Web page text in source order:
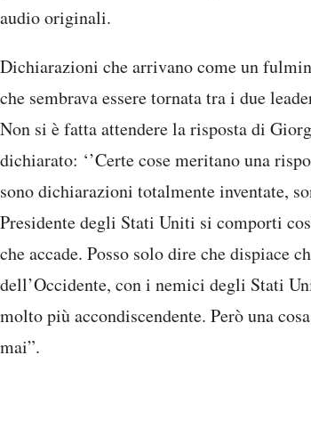
audio originali.
Dichiarazioni che arrivano come un
che sembrava essere tornata tra i due
Non si è fatta attendere la risposta di
dichiarato: ‘’Certe cose meritano una
sono dichiarazioni totalmente inventate,
Presidente degli Stati Uniti si comporti
che accade. Posso solo dire che dispiace
dell’Occidente, con i nemici degli Stati
molto più accondiscendente. Però una
mai”.